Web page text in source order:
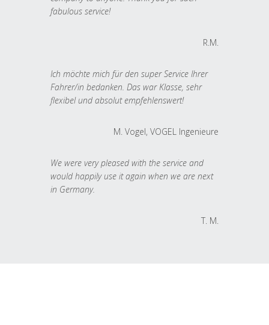
fabulous service!
R.M.
Ich möchte mich für den super Service Ihrer
Fahrer/in bedanken. Das war Klasse, sehr
flexibel und absolut empfehlenswert!
M. Vogel, VOGEL Ingenieure
We were very pleased with the service and
would happily use it again when we are next
in Germany.
T. M.